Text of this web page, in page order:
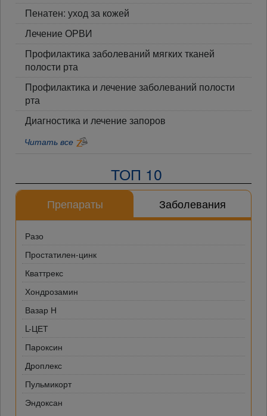
Пенатен: уход за кожей
Лечение ОРВИ
Профилактика заболеваний мягких тканей
полости рта
Профилактика и лечение заболеваний полости
рта
Диагностика и лечение запоров
Читать все
ТОП 10
Препараты Заболевания
Разо
Простатилен-цинк
Кваттрекс
Хондрозамин
Вазар Н
L-ЦЕТ
Пароксин
Дроплекс
Пульмикорт
Эндоксан